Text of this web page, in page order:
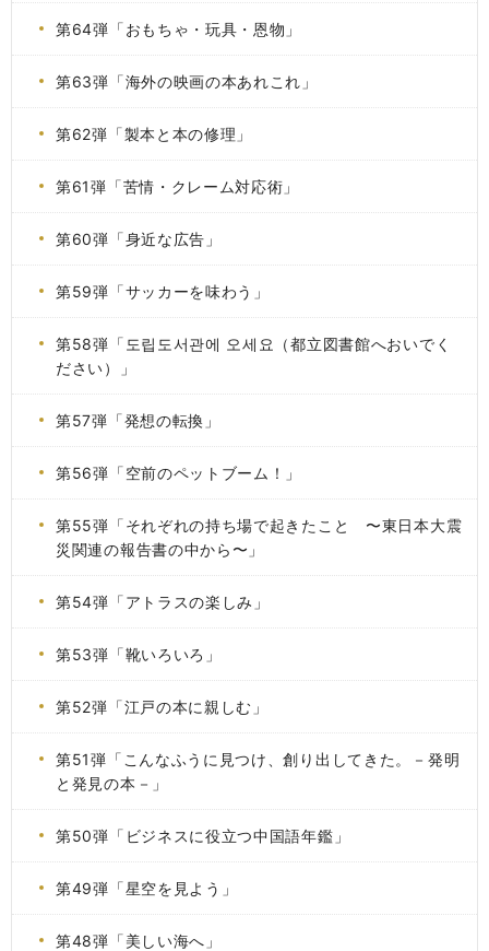
第64弾「おもちゃ・玩具・恩物」
第63弾「海外の映画の本あれこれ」
第62弾「製本と本の修理」
第61弾「苦情・クレーム対応術」
第60弾「身近な広告」
第59弾「サッカーを味わう」
第58弾「도립도서관에 오세요（都立図書館へおいでく
ださい）」
第57弾「発想の転換」
第56弾「空前のペットブーム！」
第55弾「それぞれの持ち場で起きたこと 〜東日本大震
災関連の報告書の中から〜」
第54弾「アトラスの楽しみ」
第53弾「靴いろいろ」
第52弾「江戸の本に親しむ」
第51弾「こんなふうに見つけ、創り出してきた。－発明
と発見の本－」
第50弾「ビジネスに役立つ中国語年鑑」
第49弾「星空を見よう」
第48弾「美しい海へ」